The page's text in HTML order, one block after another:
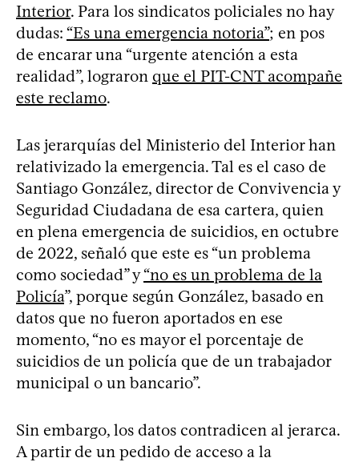
Interior. Para los sindicatos policiales no hay
dudas: “Es una emergencia notoria”; en pos
de encarar una “urgente atención a esta
realidad”, lograron que el PIT-CNT acompañe
este reclamo.
Las jerarquías del Ministerio del Interior han
relativizado la emergencia. Tal es el caso de
Santiago González, director de Convivencia y
Seguridad Ciudadana de esa cartera, quien
en plena emergencia de suicidios, en octubre
de 2022, señaló que este es “un problema
como sociedad” y“no es un problema de la
Policía”, porque según González, basado en
datos que no fueron aportados en ese
momento, “no es mayor el porcentaje de
suicidios de un policía que de un trabajador
municipal o un bancario”.
Sin embargo, los datos contradicen al jerarca.
A partir de un pedido de acceso a la